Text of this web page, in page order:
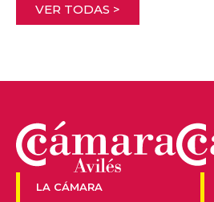
VER TODAS >
LA CÁMARA